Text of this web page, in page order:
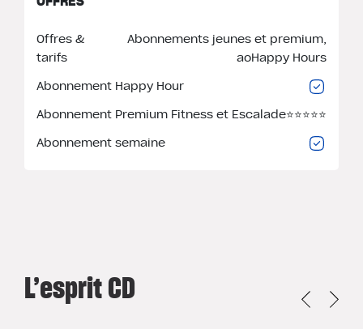
Offres &
tarifs
Abonnements jeunes et premium,
aoHappy Hours
Abonnement Happy Hour
Abonnement Premium Fitness et Escalade⭐️⭐️⭐️⭐️⭐️
Abonnement semaine
L’esprit CD